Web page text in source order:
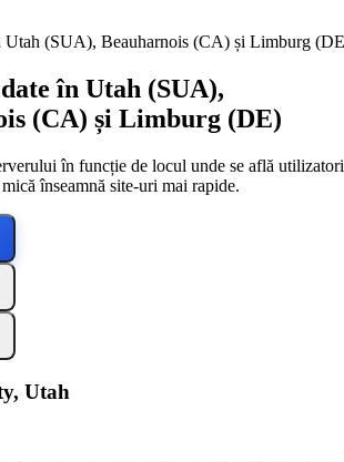
Utah (SUA), Beauharnois (CA) și Limburg
în Utah (SUA),
(CA) și Limburg (DE)
în funcție de locul unde se află
înseamnă site-uri mai rapide.
Utah